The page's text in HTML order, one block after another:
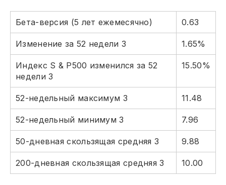
Бета-версия (5 лет ежемесячно) 0.63
Изменение за 52 недели 3 1.65%
Индекс S & P500 изменился за 52
недели 3
15.50%
52-недельный максимум 3 11.48
52-недельный минимум 3 7.96
50-дневная скользящая средняя 3 9.88
200-дневная скользящая средняя 3 10.00